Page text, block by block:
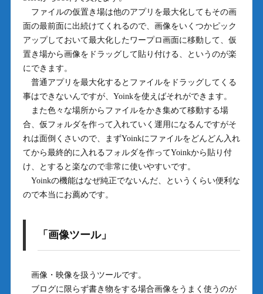
ファイルの仮置き場は他のアプリを最大化してもその画
面の最前面に出続けてくれるので、画像をいくつかピック
アップしておいて最大化したワープロ画面に移動して、仮
置き場から画像をドラッグして貼り付ける、というのが楽
にできます。
普通アプリを最大化するとファイルをドラッグしてくる
事はできないんですが、Yoinkを使えばそれができます。
また色々な場所からファイルをかき集めて移動する場
合、仮フォルダを作って入れていく運用になるんですがそ
れは面倒くさいので、まずYoinkにファイルをどんどん入れ
てから最終的に入れるフォルダを作ってYoinkから貼り付
け、とすると楽なので非常に使いやすいです。
Yoinkの機能はなぜ純正でないんだ、というくらい便利な
ので本当にお薦めです。
「画像ツール」
画像・映像を扱うツールです。
ブログに限らず書き物をする場合画像をうまく使うのが